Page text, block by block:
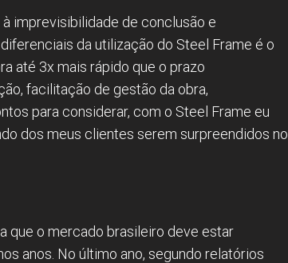
imprevisibilidade de conclusão e
da utilização do Steel Frame é o
até 3x mais rápido que o prazo
facilitação de gestão da obra,
para considerar, com o Steel Frame eu
dos meus clientes serem surpreendidos no
que o mercado brasileiro deve estar
anos. No último ano, segundo relatórios